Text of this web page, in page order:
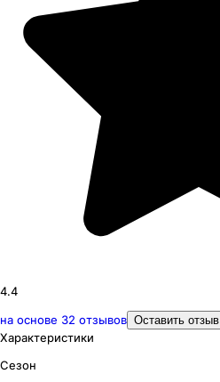
4.4
на основе 32 отзывов Оставить отзыв
Характеристики
Сезон